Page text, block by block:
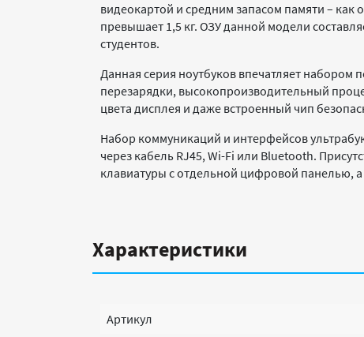
видеокартой и средним запасом памяти – как
превышает 1,5 кг. ОЗУ данной модели
студентов.
Данная серия ноутбуков впечатляет набором
перезарядки, высокопроизводительный
цвета дисплея и даже встроенный чип
Набор коммуникаций и интерфейсов
через кабель RJ45, Wi-Fi или Bluetooth.
клавиатуры с отдельной цифровой панелью,
Характеристики
Артикул